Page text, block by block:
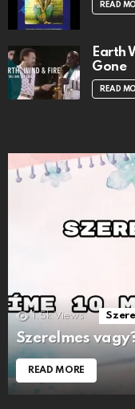
READ
Earth
Gone
READ
1.5k Views
Szerelmes
READ MORE